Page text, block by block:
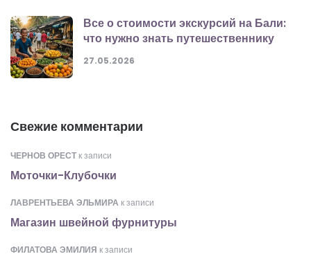
Все о стоимости экскурсий на Бали:
что нужно знать путешественнику
27.05.2026
Свежие комментарии
ЧЕРНОВ ОРЕСТ к записи
Моточки-Клубочки
ЛАВРЕНТЬЕВА ЭЛЬМИРА к записи
Магазин швейной фурнитуры
ФИЛАТОВА ЭМИЛИЯ к записи